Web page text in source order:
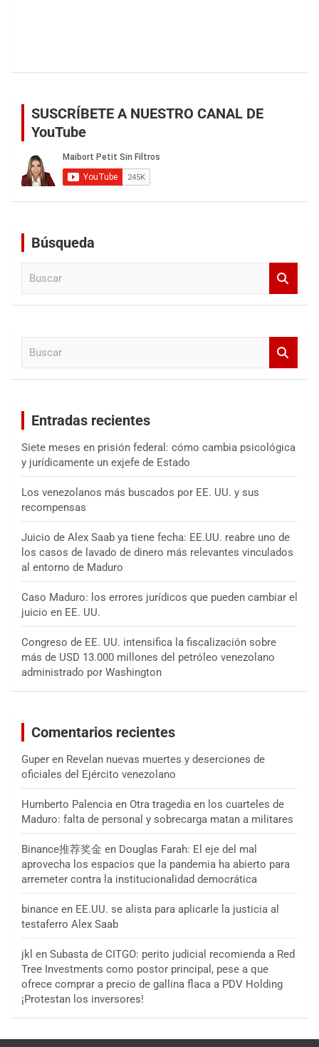
SUSCRÍBETE A NUESTRO CANAL DE
YouTube
Búsqueda
Entradas recientes
Siete meses en prisión federal: cómo cambia psicológica
y jurídicamente un exjefe de Estado
Los venezolanos más buscados por EE. UU. y sus
recompensas
Juicio de Alex Saab ya tiene fecha: EE.UU. reabre uno de
los casos de lavado de dinero más relevantes vinculados
al entorno de Maduro
Caso Maduro: los errores jurídicos que pueden cambiar el
juicio en EE. UU.
Congreso de EE. UU. intensifica la fiscalización sobre
más de USD 13.000 millones del petróleo venezolano
administrado por Washington
Comentarios recientes
Guper en Revelan nuevas muertes y deserciones de
oficiales del Ejército venezolano
Humberto Palencia en Otra tragedia en los cuarteles de
Maduro: falta de personal y sobrecarga matan a militares
Binance推荐奖金 en Douglas Farah: El eje del mal
aprovecha los espacios que la pandemia ha abierto para
arremeter contra la institucionalidad democrática
binance en EE.UU. se alista para aplicarle la justicia al
testaferro Alex Saab
jkl en Subasta de CITGO: perito judicial recomienda a Red
Tree Investments como postor principal, pese a que
ofrece comprar a precio de gallina flaca a PDV Holding
¡Protestan los inversores!